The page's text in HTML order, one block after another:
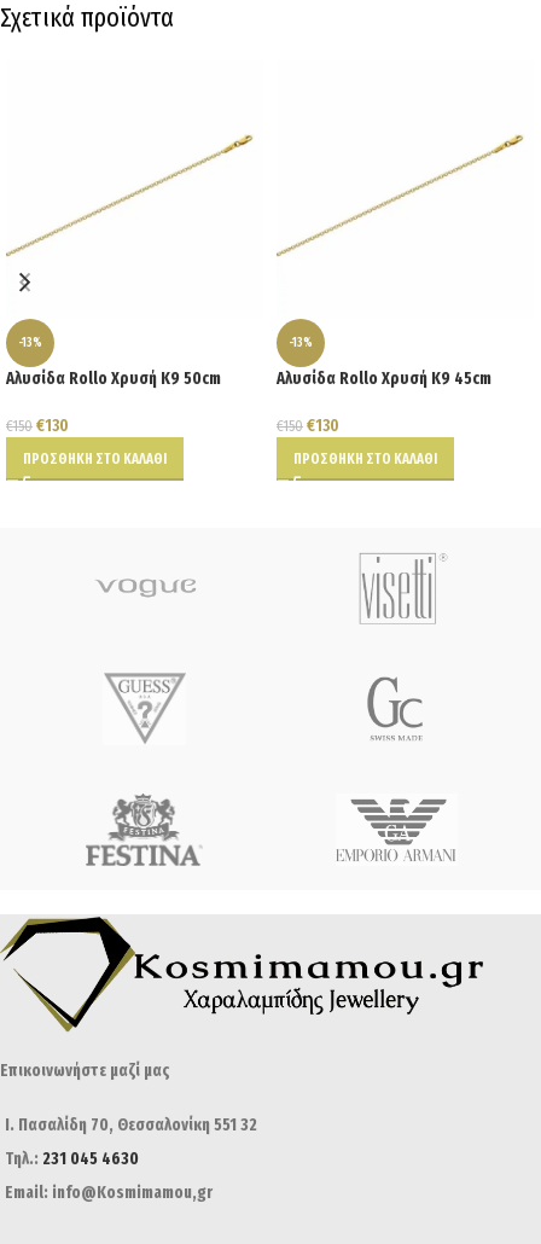
Σχετικά προϊόντα
-13%
Αλυσίδα Rollo Χρυσή K9 50cm
€150 €130
ΠΡΟΣΘΉΚΗ ΣΤΟ ΚΑΛΆΘΙ
-13%
Αλυσίδα Rollo Χρυσή Κ9 45cm
€150 €130
ΠΡΟΣΘΉΚΗ ΣΤΟ ΚΑΛΆΘΙ
Επικοινωνήστε μαζί μας
Ι. Πασαλίδη 70, Θεσσαλονίκη 551 32
Τηλ.: 231 045 4630
Email: info@Kosmimamou,gr